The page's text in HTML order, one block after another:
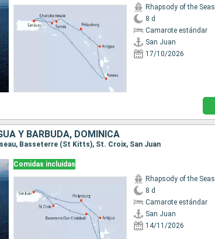
Rhapsody of the Seas
8 d
Camarote estándar
San Juan
17/10/2026
Y BARBUDA, DOMINICA
Basseterre (St Kitts), St. Croix, San Juan
Comidas incluidas
Rhapsody of the Seas
8 d
Camarote estándar
San Juan
14/11/2026